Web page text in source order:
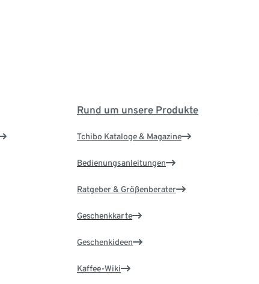
Rund um unsere Produkte
Tchibo Kataloge & Magazine
Bedienungsanleitungen
Ratgeber & Größenberater
Geschenkkarte
Geschenkideen
Kaffee-Wiki